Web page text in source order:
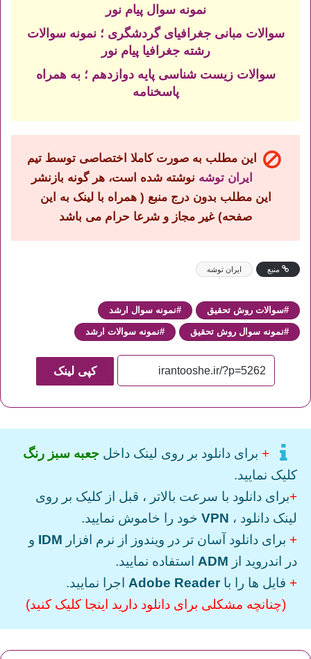
نمونه سوال پیام نور
سوالات مبانی جغرافیای گردشگری ؛ نمونه سوالات
رشته جغرافیا پیام نور
سوالات زیست شناسی پایه دوازدهم ؛ به همراه
پاسخنامه
این مطلب به صورت کاملا اختصاصی توسط تیم
ایران توشه نوشته شده است، هر گونه بازنشر
این مطلب بدون درج منبع ( همراه با لینک به این
صفحه) غیر مجاز و شرعا حرام می باشد
منبع ایران توشه
سوالات روش تحقیق نمونه سوال ارشد
نمونه سوال روش تحقیق نمونه سوالات ارشد
کپی لینک
+ برای دانلود بر روی لینک داخل جعبه سبز رنگ
کلیک نمایید.
+برای دانلود با سرعت بالاتر ، قبل از کلیک بر روی
لینک دانلود ، VPN خود را خاموش نمایید.
+ برای دانلود آسان تر در ویندوز از نرم افزار IDM و
در اندروید از ADM استفاده نمایید.
+ فایل ها را با Adobe Reader اجرا نمایید.
(چنانچه مشکلی برای دانلود دارید اینجا کلیک کنید)